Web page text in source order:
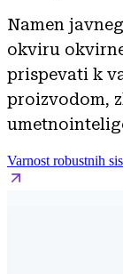
Namen
okviru
prispevati k
proizvodom,
Varnost robustnih